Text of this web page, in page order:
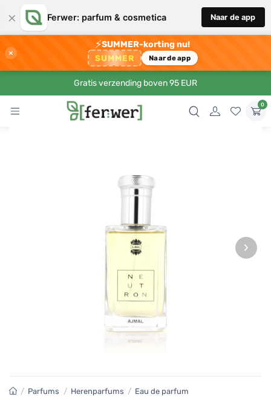
× Ferwer: parfum & cosmetica Naar de app
×
⚡SUMMER-korting nu!
SUMMER Naar de app
Gratis verzending boven 95 EUR
0
›
/ Parfums / Herenparfums / Eau de parfum